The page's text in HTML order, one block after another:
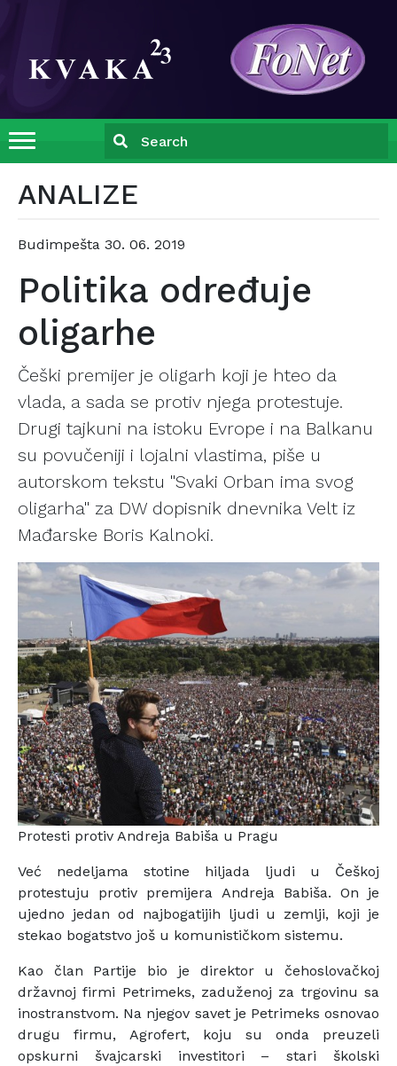
ANALIZE
Budimpešta 30. 06. 2019
Politika određuje
oligarhe
Češki premijer je oligarh koji je hteo da
vlada, a sada se protiv njega protestuje.
Drugi tajkuni na istoku Evrope i na Balkanu
su povučeniji i lojalni vlastima, piše u
autorskom tekstu "Svaki Orban ima svog
oligarha" za DW dopisnik dnevnika Velt iz
Mađarske Boris Kalnoki.
Protesti protiv Andreja Babiša u Pragu
Već nedeljama stotine hiljada ljudi u Češkoj
protestuju protiv premijera Andreja Babiša. On je
ujedno jedan od najbogatijih ljudi u zemlji, koji je
stekao bogatstvo još u komunističkom sistemu.
Kao član Partije bio je direktor u čehoslovačkoj
državnoj firmi Petrimeks, zaduženoj za trgovinu sa
inostranstvom. Na njegov savet je Petrimeks osnovao
drugu firmu, Agrofert, koju su onda preuzeli
opskurni švajcarski investitori – stari školski